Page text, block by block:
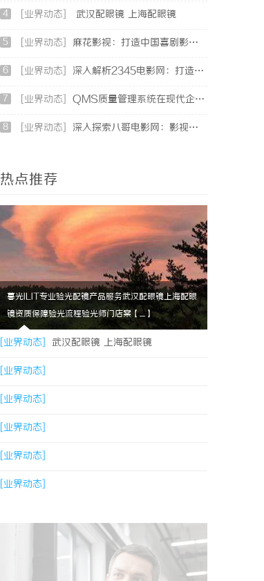
4 [业界动态] 武汉配眼镜 上海配眼镜
5 [业界动态] 麻花影视：打造中国喜剧影视新高地的创新典范
6 [业界动态] 深入解析2345电影网：打造优质影视资源的平台优势与功能详解
7 [业界动态] QMS质量管理系统在现代企业中的重要性与应用实践
8 [业界动态] 深入探索八哥电影网：影视资源的宝库与用户体验的革新
热点推荐
暮光ILIT专业验光配镜产品服务武汉配眼镜上海配眼
镜资质保障验光流程验光师门店案【....】
[业界动态] 武汉配眼镜 上海配眼镜
[业界动态]
[业界动态]
[业界动态]
[业界动态]
[业界动态]